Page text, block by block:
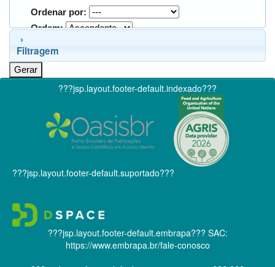
Ordenar por:
Ordem:
Filtragem
???jsp.layout.footer-default.indexado???
???jsp.layout.footer-default.suportado???
???jsp.layout.footer-default.embrapa??? SAC:
https://www.embrapa.br/fale-conosco